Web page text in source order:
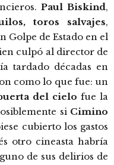
Paul Biskind,
toros salvajes,
Golpe de Estado en el
culpó al director de
tardado décadas en
como lo que fue: un
del cielo fue la
si Cimino
cubierto los gastos
otro cineasta habría
de sus delirios de